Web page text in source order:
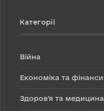
Категорії
Війна
Економіка та фінанси
Здоров'я та медицина